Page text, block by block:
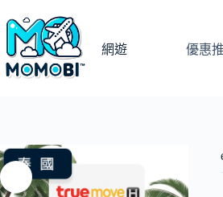
至
要
網遊 優惠